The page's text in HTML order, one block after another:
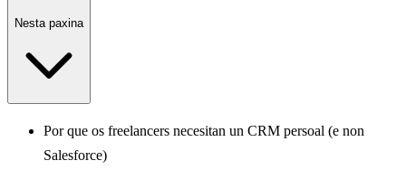
Nesta paxina
Por que os freelancers necesitan un CRM persoal (e non
Salesforce)